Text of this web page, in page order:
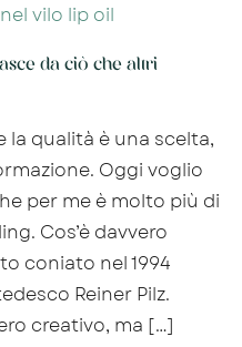
da ciò che altri
la qualità è una scelta,
Oggi voglio
per me è molto più di
Cos’è davvero
coniato nel 1994
Reiner Pilz.
creativo, ma […]